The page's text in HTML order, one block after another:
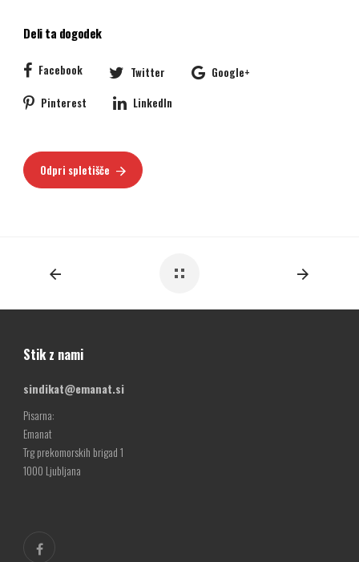
Deli ta dogodek
Facebook Twitter
Google+
Pinterest
LinkedIn
Odpri spletišče
Stik z nami
sindikat@emanat.si
Pisarna:
Emanat
Trg prekomorskih brigad 1
1000 Ljubljana